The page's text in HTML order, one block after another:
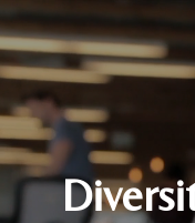
Ga
direct
naar
hoofdinhoud